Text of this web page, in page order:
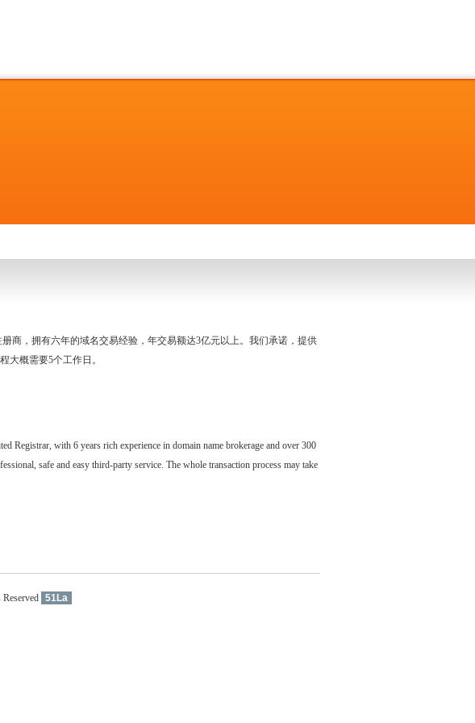
商，拥有六年的域名交易经验，年交易额达3亿元以上。我们承诺，提供
大概需要5个工作日。
Registrar, with 6 years rich experience in domain name brokerage and over 300
safe and easy third-party service. The whole transaction process may take
51La